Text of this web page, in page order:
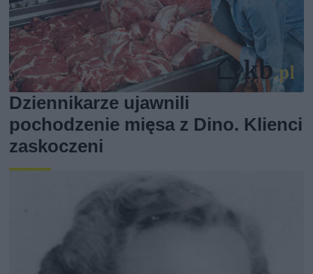
Dziennikarze ujawnili
pochodzenie mięsa z Dino. Klienci
zaskoczeni